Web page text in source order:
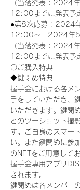
（当落発表：2024
12:00までに発表予
●第8次応募：2024
12:00～　2024年
（当落発表：2024
12:00までに発表予
〇ご購入特典
◆鍵閉め特典
握手会における各メ
手をしていただき、
いただきます。鍵閉
とのツーショット撮
す。ご自身のスマー
い。また鍵閉めに参
のNFTをご用意して
握手会専用アプリ
されます。
鍵閉めは各メンバー